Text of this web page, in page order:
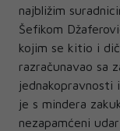
najbližim
Šefikom
kojim se kitio i
razračunavao sa
jednakopravnosti
je s mindera
nezapamćeni